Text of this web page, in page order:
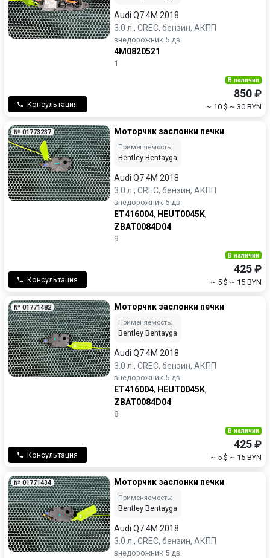
Audi Q7 4M 2018
3.0 л., CREC, бензин, АКПП
внедорожник 5 дв.
4M0820521
1
Консультация
В наличии
850 ₽
~ 10 $ ~ 30 BYN
№ 01773237 Моторчик заслонки печки
Применяемость:
Bentley Bentayga
Audi Q7 4M 2018
3.0 л., CREC, бензин, АКПП
внедорожник 5 дв.
ET416004, HEUT0045K,
ZBAT0084D04
9
Консультация
В наличии
425 ₽
~ 5 $ ~ 15 BYN
№ 01771482 Моторчик заслонки печки
Применяемость:
Bentley Bentayga
Audi Q7 4M 2018
3.0 л., CREC, бензин, АКПП
внедорожник 5 дв.
ET416004, HEUT0045K,
ZBAT0084D04
8
Консультация
В наличии
425 ₽
~ 5 $ ~ 15 BYN
№ 01771434 Моторчик заслонки печки
Применяемость:
Bentley Bentayga
Audi Q7 4M 2018
3.0 л., CREC, бензин, АКПП
внедорожник 5 дв.